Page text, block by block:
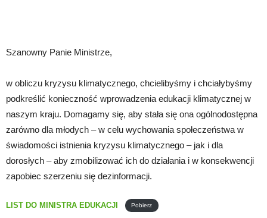
Szanowny Panie Ministrze,
w obliczu kryzysu klimatycznego, chcielibyśmy i chciałybyśmy
podkreślić konieczność wprowadzenia edukacji klimatycznej w
naszym kraju. Domagamy się, aby stała się ona ogólnodostępna
zarówno dla młodych – w celu wychowania społeczeństwa w
świadomości istnienia kryzysu klimatycznego – jak i dla
dorosłych – aby zmobilizować ich do działania i w konsekwencji
zapobiec szerzeniu się dezinformacji.
LIST DO MINISTRA EDUKACJI Pobierz